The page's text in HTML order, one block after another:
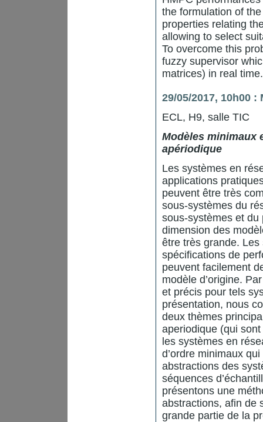
the formulation of
properties relating
allowing to select
To overcome this
fuzzy supervisor
matrices) in real time.
29/05/2017, 10h00
ECL, H9, salle TIC
Modèles minimaux
apériodique
Les systèmes en
applications
peuvent être très
sous-systèmes du
sous-systèmes et du
dimension des
être très grande.
spécifications de
peuvent facilement
modèle d’origine.
et précis pour tels
présentation, nous
deux thèmes
aperiodique (qui
les systèmes en
d’ordre minimaux
abstractions des
séquences
présentons une
abstractions, afin de
grande partie de la